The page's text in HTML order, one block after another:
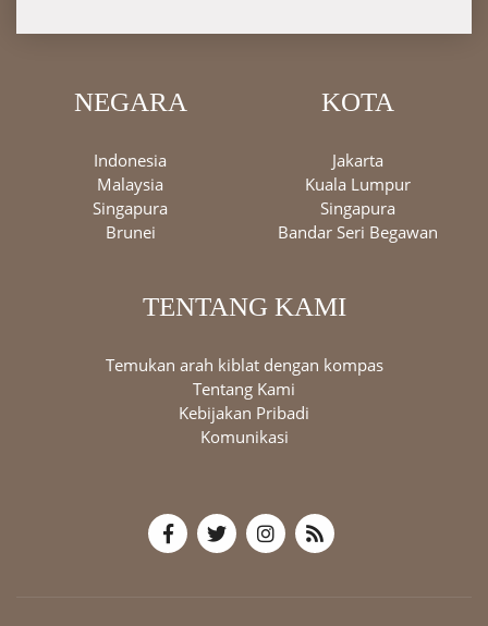
NEGARA
Indonesia
Malaysia
Singapura
Brunei
KOTA
Jakarta
Kuala Lumpur
Singapura
Bandar Seri Begawan
TENTANG KAMI
Temukan arah kiblat dengan kompas
Tentang Kami
Kebijakan Pribadi
Komunikasi